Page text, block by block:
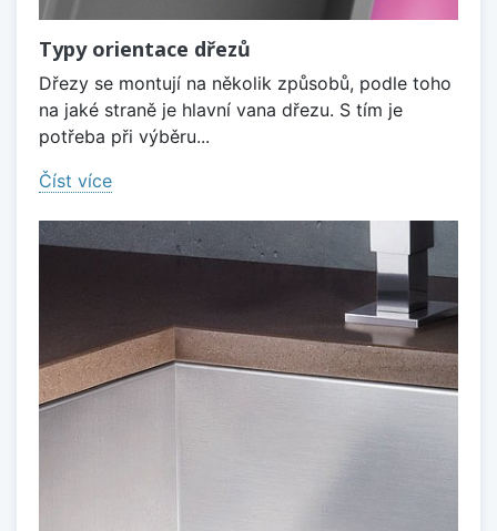
Typy orientace dřezů
Dřezy se montují na několik způsobů, podle toho
na jaké straně je hlavní vana dřezu. S tím je
potřeba při výběru...
Číst více